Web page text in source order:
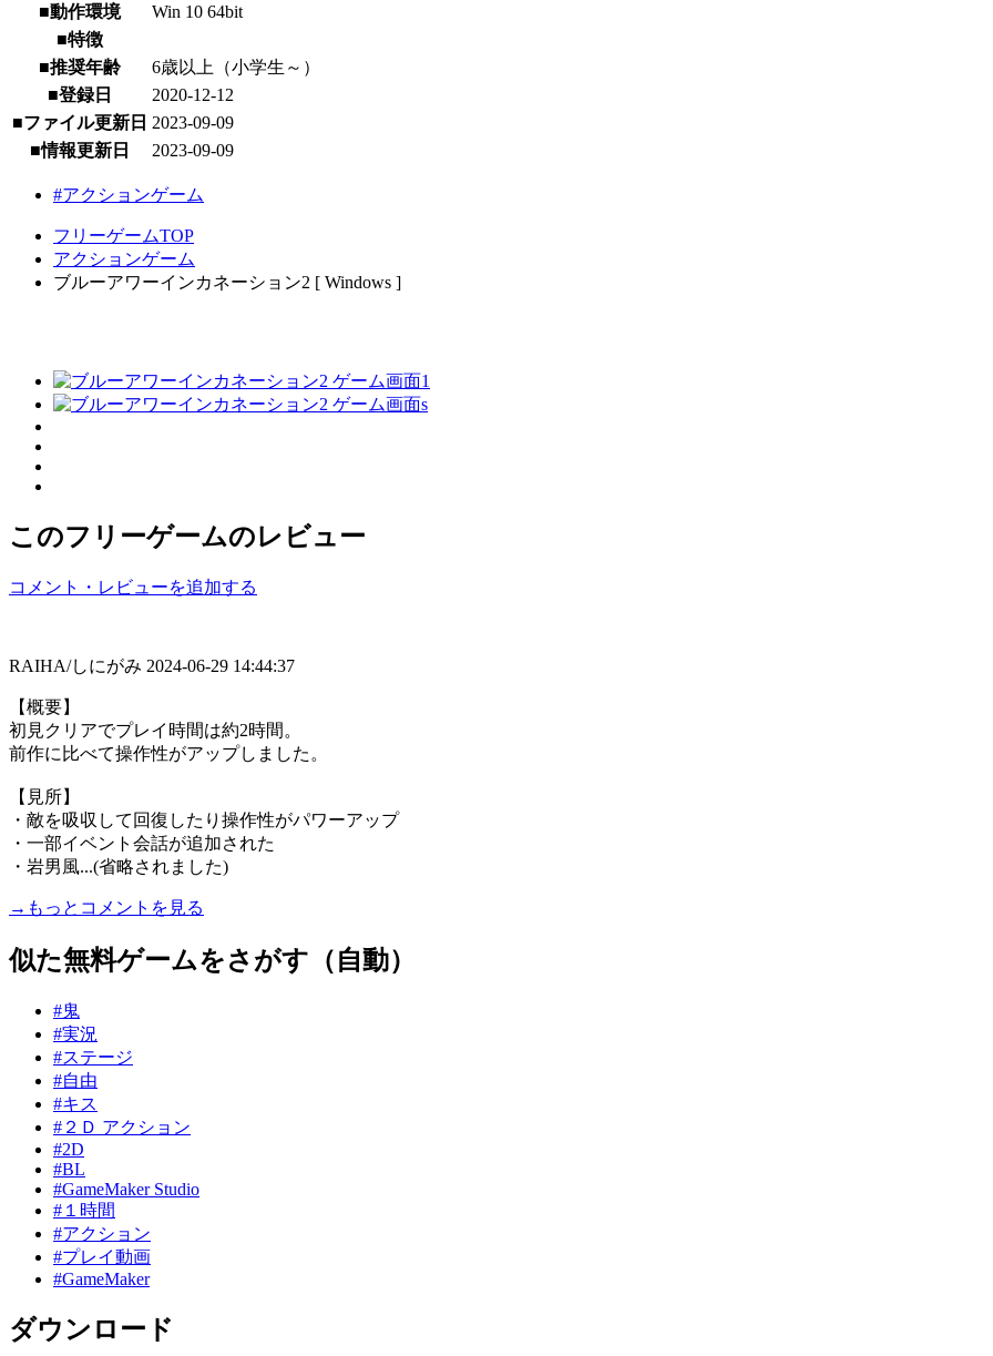
■動作環境
Win 10 64bit
■特徴
■推奨年齢
6歳以上（小学生～）
■登録日
2020-12-12
■ファイル更新日 2023-09-09
■情報更新日
2023-09-09
#アクションゲーム
フリーゲームTOP
アクションゲーム
ブルーアワーインカネーション2 [ Windows ]
このフリーゲームのレビュー
コメント・レビューを追加する
RAIHA/しにがみ 2024-06-29 14:44:37
【概要】
初見クリアでプレイ時間は約2時間。
前作に比べて操作性がアップしました。
【見所】
・敵を吸収して回復したり操作性がパワーアップ
・一部イベント会話が追加された
・岩男風...(省略されました)
→もっとコメントを見る
似た無料ゲームをさがす（自動）
#鬼
#実況
#ステージ
#自由
#キス
#２Ｄ アクション
#2D
#BL
#GameMaker Studio
#１時間
#アクション
#プレイ動画
#GameMaker
ダウンロード